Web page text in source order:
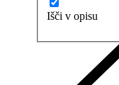
Išči v opisu